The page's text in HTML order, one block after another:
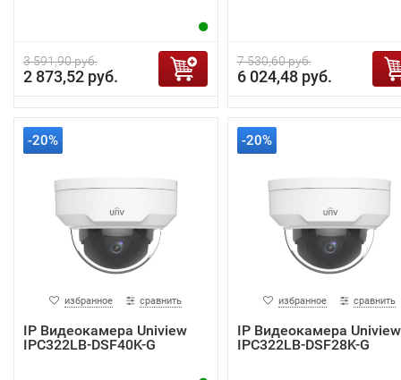
3 591,90 руб.
2 873,52 руб.
7 530,60 руб.
6 024,48 руб.
-20%
избранное сравнить
IP Видеокамера Uniview
IPC322LB-DSF40K-G
-20%
избранное сравнить
IP Видеокамера Uniview
IPC322LB-DSF28K-G